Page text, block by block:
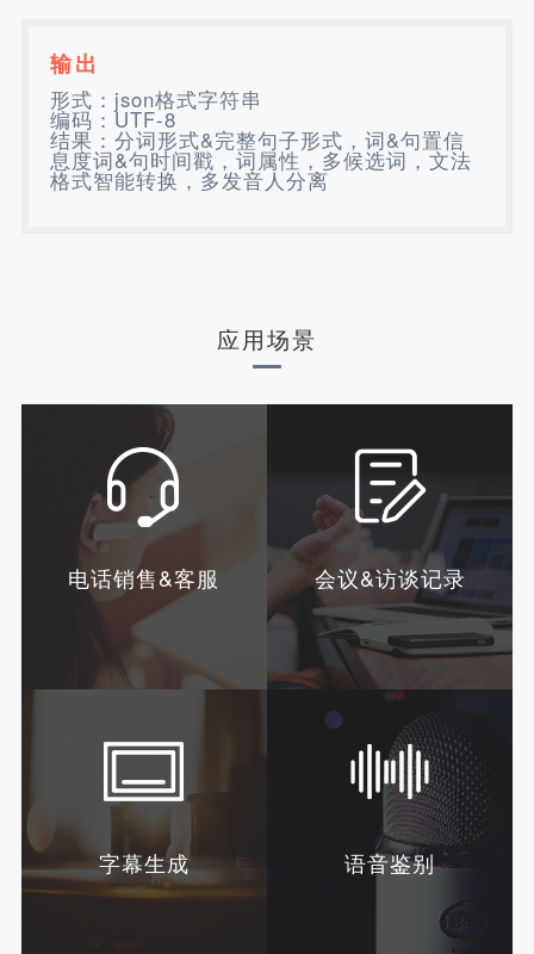
输出
形式：json格式字符串
编码：UTF-8
结果：分词形式&完整句子形式，词&句置信
息度词&句时间戳，词属性，多候选词，文法
格式智能转换，多发音人分离
应用场景
电话销售&客服 会议&访谈记录
字幕生成 语音鉴别